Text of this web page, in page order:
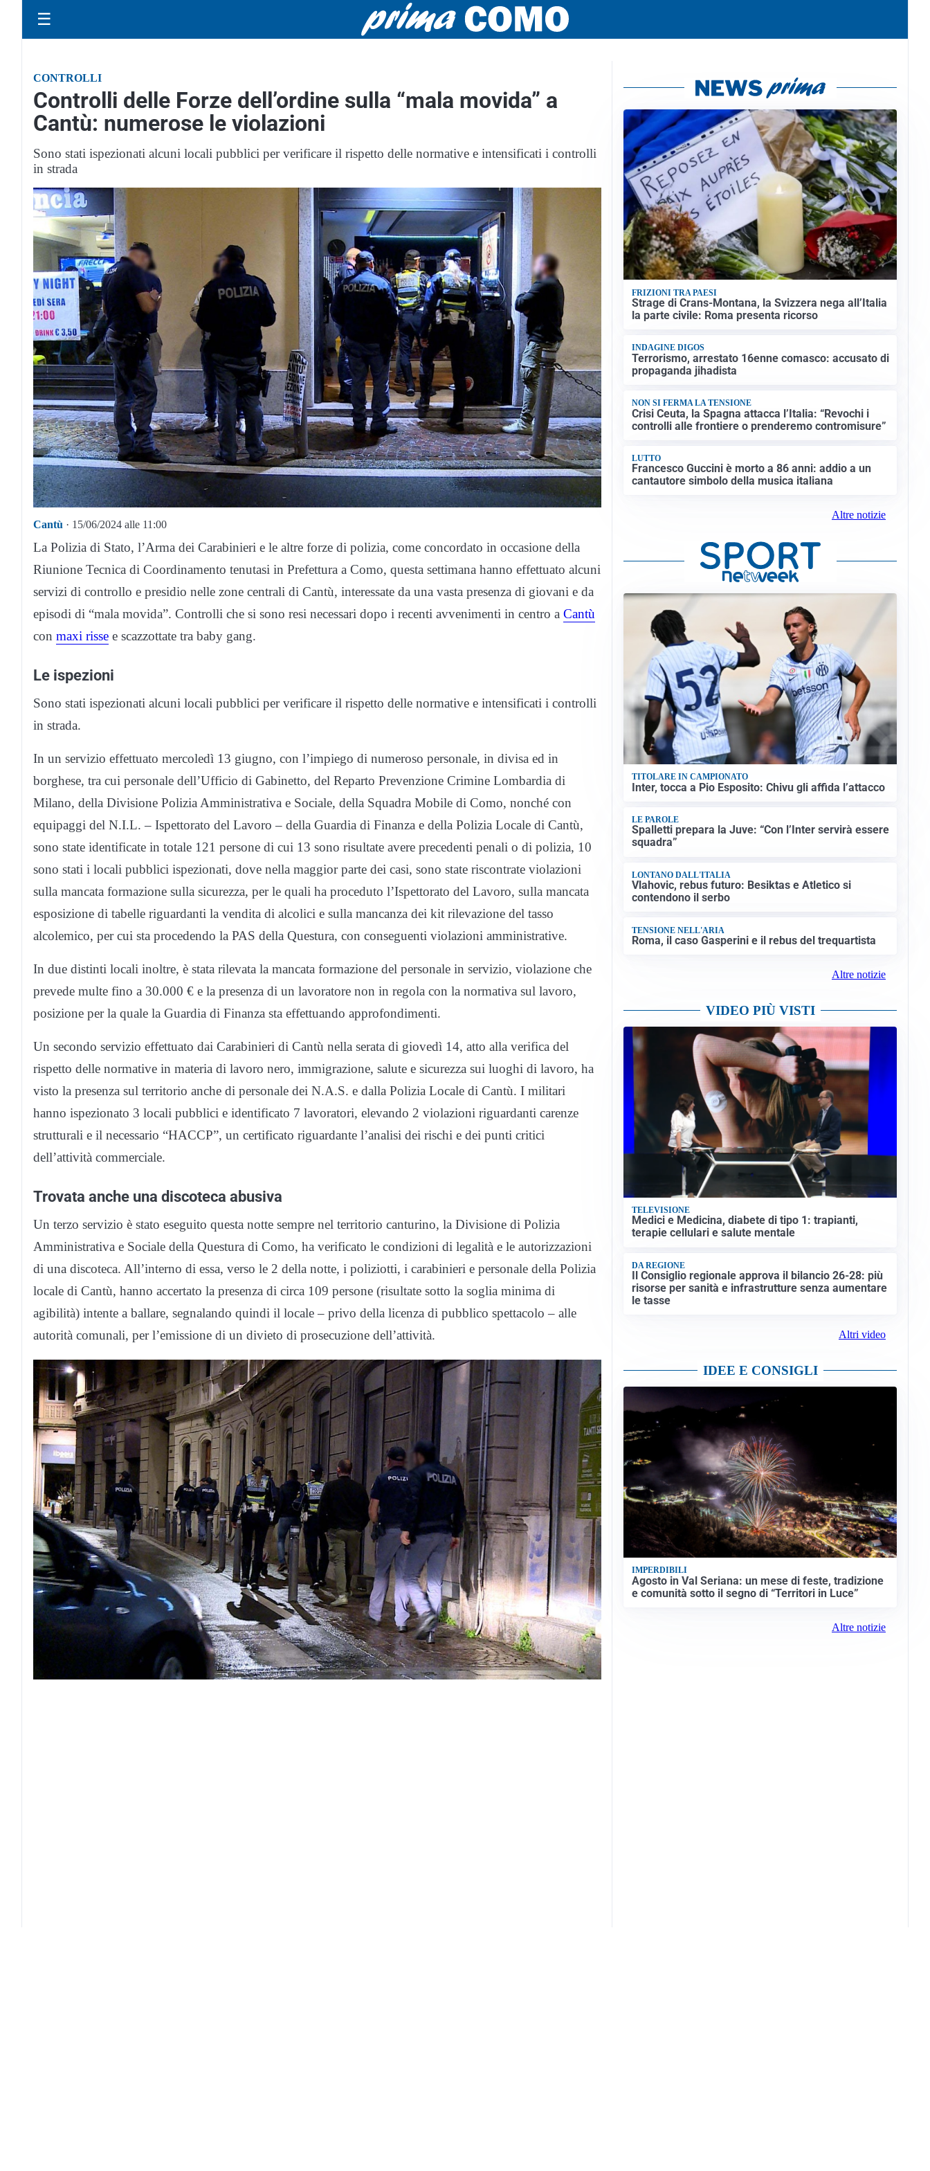
☰
CONTROLLI
Controlli delle Forze dell’ordine sulla “mala movida” a
Cantù: numerose le violazioni
Sono stati ispezionati alcuni locali pubblici per verificare il rispetto delle normative e intensificati i controlli
in strada
Cantù · 15/06/2024 alle 11:00
La Polizia di Stato, l’Arma dei Carabinieri e le altre forze di polizia, come concordato in occasione della
Riunione Tecnica di Coordinamento tenutasi in Prefettura a Como, questa settimana hanno effettuato alcuni
servizi di controllo e presidio nelle zone centrali di Cantù, interessate da una vasta presenza di giovani e da
episodi di “mala movida”. Controlli che si sono resi necessari dopo i recenti avvenimenti in centro a Cantù
con maxi risse e scazzottate tra baby gang.
Le ispezioni
Sono stati ispezionati alcuni locali pubblici per verificare il rispetto delle normative e intensificati i controlli
in strada.
In un servizio effettuato mercoledì 13 giugno, con l’impiego di numeroso personale, in divisa ed in
borghese, tra cui personale dell’Ufficio di Gabinetto, del Reparto Prevenzione Crimine Lombardia di
Milano, della Divisione Polizia Amministrativa e Sociale, della Squadra Mobile di Como, nonché con
equipaggi del N.I.L. – Ispettorato del Lavoro – della Guardia di Finanza e della Polizia Locale di Cantù,
sono state identificate in totale 121 persone di cui 13 sono risultate avere precedenti penali o di polizia, 10
sono stati i locali pubblici ispezionati, dove nella maggior parte dei casi, sono state riscontrate violazioni
sulla mancata formazione sulla sicurezza, per le quali ha proceduto l’Ispettorato del Lavoro, sulla mancata
esposizione di tabelle riguardanti la vendita di alcolici e sulla mancanza dei kit rilevazione del tasso
alcolemico, per cui sta procedendo la PAS della Questura, con conseguenti violazioni amministrative.
In due distinti locali inoltre, è stata rilevata la mancata formazione del personale in servizio, violazione che
prevede multe fino a 30.000 € e la presenza di un lavoratore non in regola con la normativa sul lavoro,
posizione per la quale la Guardia di Finanza sta effettuando approfondimenti.
Un secondo servizio effettuato dai Carabinieri di Cantù nella serata di giovedì 14, atto alla verifica del
rispetto delle normative in materia di lavoro nero, immigrazione, salute e sicurezza sui luoghi di lavoro, ha
visto la presenza sul territorio anche di personale dei N.A.S. e dalla Polizia Locale di Cantù. I militari
hanno ispezionato 3 locali pubblici e identificato 7 lavoratori, elevando 2 violazioni riguardanti carenze
strutturali e il necessario “HACCP”, un certificato riguardante l’analisi dei rischi e dei punti critici
dell’attività commerciale.
Trovata anche una discoteca abusiva
Un terzo servizio è stato eseguito questa notte sempre nel territorio canturino, la Divisione di Polizia
Amministrativa e Sociale della Questura di Como, ha verificato le condizioni di legalità e le autorizzazioni
di una discoteca. All’interno di essa, verso le 2 della notte, i poliziotti, i carabinieri e personale della Polizia
locale di Cantù, hanno accertato la presenza di circa 109 persone (risultate sotto la soglia minima di
agibilità) intente a ballare, segnalando quindi il locale – privo della licenza di pubblico spettacolo – alle
autorità comunali, per l’emissione di un divieto di prosecuzione dell’attività.
FRIZIONI TRA PAESI
Strage di Crans-Montana, la Svizzera nega all’Italia
la parte civile: Roma presenta ricorso
INDAGINE DIGOS
Terrorismo, arrestato 16enne comasco: accusato di
propaganda jihadista
NON SI FERMA LA TENSIONE
Crisi Ceuta, la Spagna attacca l’Italia: “Revochi i
controlli alle frontiere o prenderemo contromisure”
LUTTO
Francesco Guccini è morto a 86 anni: addio a un
cantautore simbolo della musica italiana
Altre notizie
TITOLARE IN CAMPIONATO
Inter, tocca a Pio Esposito: Chivu gli affida l’attacco
LE PAROLE
Spalletti prepara la Juve: “Con l’Inter servirà essere
squadra”
LONTANO DALL'ITALIA
Vlahovic, rebus futuro: Besiktas e Atletico si
contendono il serbo
TENSIONE NELL'ARIA
Roma, il caso Gasperini e il rebus del trequartista
Altre notizie
VIDEO PIÙ VISTI
TELEVISIONE
Medici e Medicina, diabete di tipo 1: trapianti,
terapie cellulari e salute mentale
DA REGIONE
Il Consiglio regionale approva il bilancio 26-28: più
risorse per sanità e infrastrutture senza aumentare
le tasse
Altri video
IDEE E CONSIGLI
IMPERDIBILI
Agosto in Val Seriana: un mese di feste, tradizione
e comunità sotto il segno di “Territori in Luce”
Altre notizie